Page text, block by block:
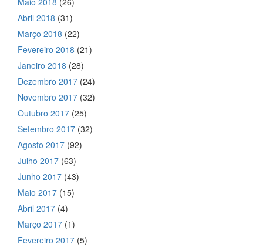
Abril 2018 (31)
Março 2018 (22)
Fevereiro 2018 (21)
Janeiro 2018 (28)
Dezembro 2017 (24)
Novembro 2017 (32)
Outubro 2017 (25)
Setembro 2017 (32)
Agosto 2017 (92)
Julho 2017 (63)
Junho 2017 (43)
Maio 2017 (15)
Abril 2017 (4)
Março 2017 (1)
Fevereiro 2017 (5)